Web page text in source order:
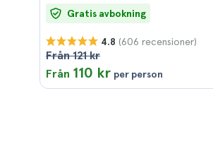
Gratis avbokning
4.8 (606 recensioner)
Från 121 kr
Från 110 kr per person